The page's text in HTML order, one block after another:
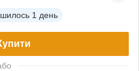
1 день